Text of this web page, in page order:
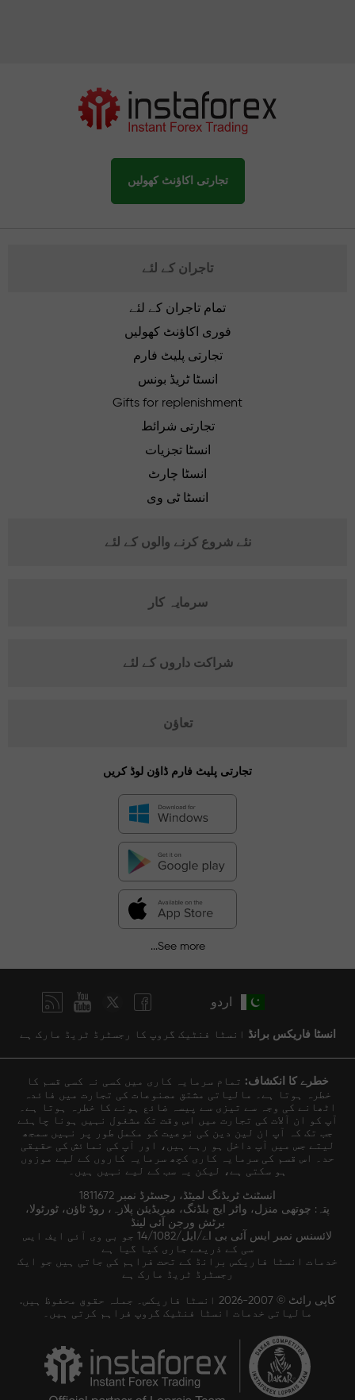
تجارتی اکاؤنٹ کھولیں
تاجران کے لئے
تمام تاجران کے لئے
فوری اکاؤنٹ کھولیں
تجارتی پلیٹ فارم
انسٹا ٹریڈ بونس
Gifts for replenishment
تجارتی شرائط
انسٹا تجزیات
انسٹا چارٹ
انسٹا ٹی وی
نئے شروع کرنے والوں کے لئے
سرمایہ کار
شراکت داروں کے لئے
تعاؤن
تجارتی پلیٹ فارم ڈاؤن لوڈ کریں
See more...
اردو
انسٹا فاریکس برانڈ انسٹا فنٹیک گروپ کا رجسٹرڈ ٹریڈ مارک ہے
خطرے کا انکشاف: تمام سرمایہ کاری میں کسی نہ کسی قسم کا
خطرہ ہوتا ہے۔ مالیاتی مشتق مصنوعات کی تجارت میں فائدہ
اٹھانے کی وجہ سے تیزی سے پیسہ ضائع ہونے کا خطرہ ہوتا ہے۔
آپ کو ان آلات کی تجارت میں اس وقت تک مشغول نہیں ہونا چاہئے
جب تک کہ آپ ان لین دین کی نوعیت کو مکمل طور پر نہیں سمجھ
لیتے جس میں آپ داخل ہو رہے ہیں، اور آپ کی نمائش کی حقیقی
حد۔ اس قسم کی سرمایہ کاری کچھ سرمایہ کاروں کے لیے موزوں
ہو سکتی ہے، لیکن یہ سب کے لیے نہیں ہیں۔
انسٹنٹ ٹریڈنگ لمیٹڈ، رجسٹرڈ نمبر 1811672
پتہ: چوتھی منزل، واٹر ایج بلڈنگ، میریڈیئن پلازہ، روڈ ٹاؤن، ٹورٹولا،
برٹش ورجن آئی لینڈ
لائسنس نمبر ایس آئی بی اے/ایل/14/1082 جو بی وی آئی ایف ایس
سی کے ذریعے جاری کیا گیا ہے
خدمات انسٹا فاریکس برانڈ کے تحت فراہم کی جاتی ہیں جو ایک
رجسٹرڈ ٹریڈ مارک ہے
کاپی رائٹ © 2007-2026 انسٹا فاریکس۔ جملہ حقوق محفوظ ہیں.
مالیاتی خدمات انسٹا فنٹیک گروپ فراہم کرتی ہیں۔